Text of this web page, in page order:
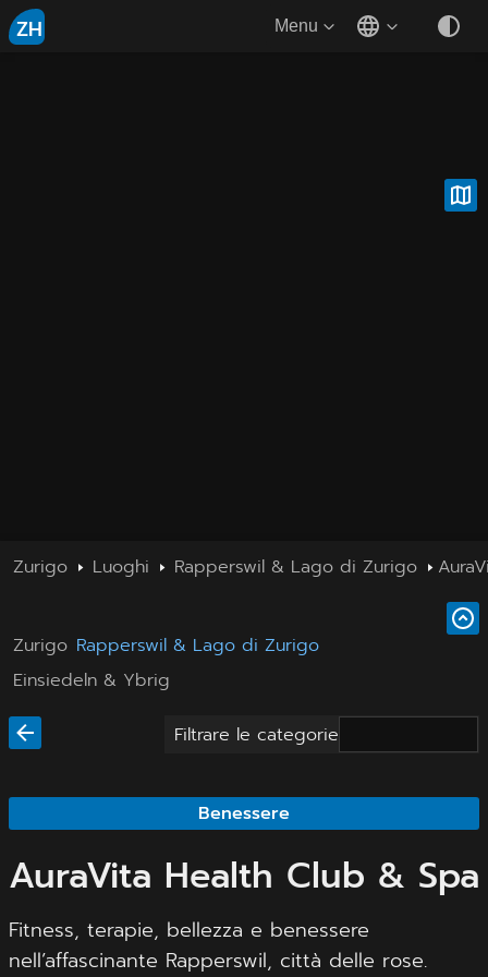
ZH Menu
Zurigo Luoghi Rapperswil & Lago di Zurigo
Zurigo Rapperswil & Lago di Zurigo
Einsiedeln & Ybrig
Filtrare le categorie
Benessere
AuraVita Health Club & Spa
Fitness, terapie, bellezza e benessere
nell’affascinante Rapperswil, città delle rose.